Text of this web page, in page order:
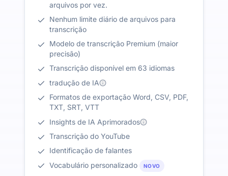
arquivos por vez.
Nenhum limite diário de arquivos para
transcrição
Modelo de transcrição Premium (maior
precisão)
Transcrição disponível em 63 idiomas
tradução de IA
Formatos de exportação Word, CSV, PDF,
TXT, SRT, VTT
Insights de IA Aprimorados
Transcrição do YouTube
Identificação de falantes
Vocabulário personalizado
NOVO